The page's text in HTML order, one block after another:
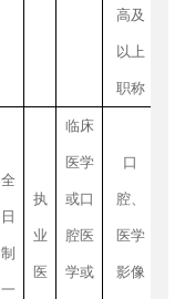
高及
以上
职称
全
日
制
一
执
业
医
临床
医学
或口
腔医
学或
口
腔、
医学
影像